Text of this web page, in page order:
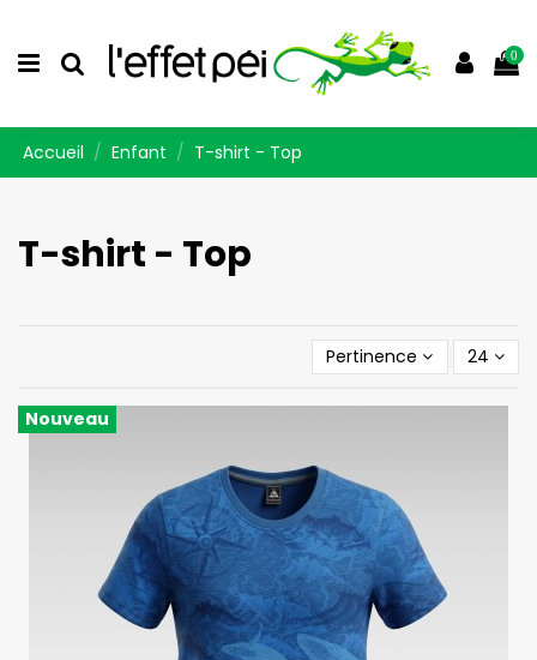
0
Accueil Enfant T-shirt - Top
T-shirt - Top
Pertinence 24
Nouveau